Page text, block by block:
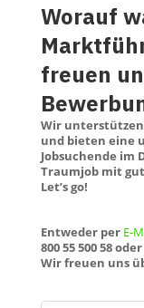
Worauf
freuen
Wir
und bieten eine
Jobsuchende im
Traumjob mit
Let’s go!
Entweder per E-
800 55 500 58
Wir freuen uns